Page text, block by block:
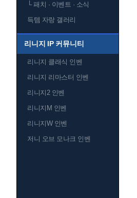
└패치 · 이벤트 · 소식
득템 자랑 갤러리
리니지 IP 커뮤니티
리니지 클래식 인벤
리니지 리마스터 인벤
리니지2 인벤
리니지M 인벤
리니지W 인벤
저니 오브 모나크 인벤